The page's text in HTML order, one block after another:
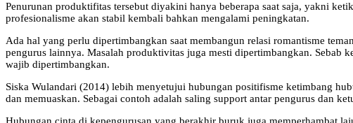
Penurunan produktifitas tersebut diyakini hanya beberapa saat saja, yakni
profesionalisme akan stabil kembali bahkan mengalami peningkatan.
Ada hal yang perlu dipertimbangkan saat membangun relasi romantisme
pengurus lainnya. Masalah produktivitas juga mesti dipertimbangkan. Sebab
wajib dipertimbangkan.
Siska Wulandari (2014) lebih menyetujui hubungan positifisme ketimbang
dan memuaskan. Sebagai contoh adalah saling support antar pengurus dan